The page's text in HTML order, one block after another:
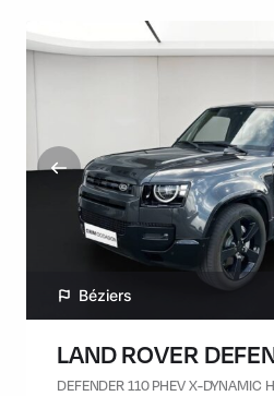
Béziers
LAND ROVER
DEFENDER 110 PHEV X-DYNAMIC